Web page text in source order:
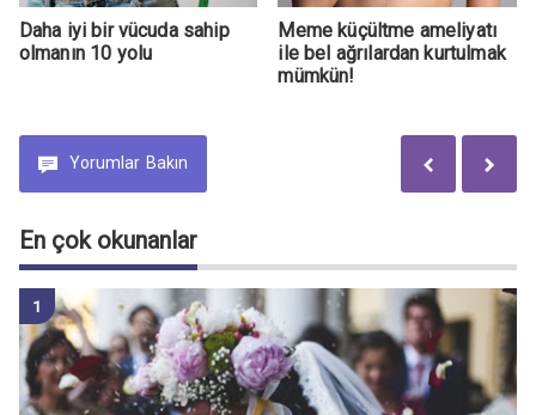
Daha iyi bir vücuda sahip
olmanın 10 yolu
Meme küçültme ameliyatı
ile bel ağrılardan kurtulmak
mümkün!
Yorumlar Bakın
En çok okunanlar